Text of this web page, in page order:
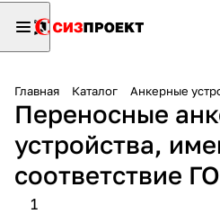
Главная Каталог Анкерные
Переносные
устройства,
соответствие
1